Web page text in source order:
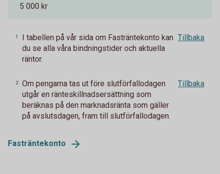
5 000 kr
1
I tabellen på vår sida om Fasträntekonto kan
du se alla våra bindningstider och aktuella
räntor.
Tillbaka
2
Om pengarna tas ut före slutförfallodagen
utgår en ränteskillnadsersättning som
beräknas på den marknadsränta som gäller
på avslutsdagen, fram till slutförfallodagen.
Tillbaka
Fasträntekonto